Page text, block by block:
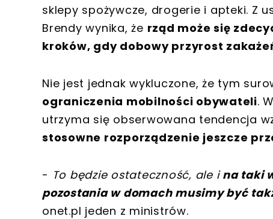
sklepy spożywcze, drogerie i apteki. Z
Brendy wynika, że rząd może się
kroków, gdy dobowy przyrost
Nie jest jednak wykluczone, że tym
ograniczenia mobilności obywateli.
utrzyma się obserwowana tendencja
stosowne rozporządzenie jeszcze
- To będzie ostateczność, ale ina taki
pozostania w domach musimy być
onet.pl jeden z ministrów.